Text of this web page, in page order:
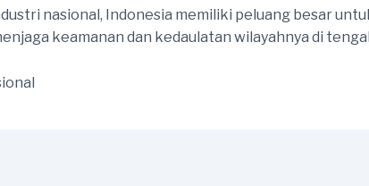
nasional, Indonesia memiliki peluang besar
keamanan dan kedaulatan wilayahnya di